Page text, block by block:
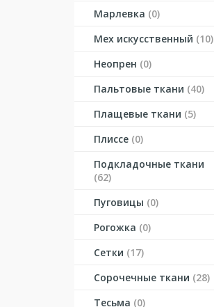
Марлевка (0)
Мех искусственный (10)
Неопрен (0)
Пальтовые ткани (40)
Плащевые ткани (5)
Плиссе (0)
Подкладочные ткани
(62)
Пуговицы (0)
Рогожка (0)
Сетки (17)
Сорочечные ткани (28)
Тесьма (0)